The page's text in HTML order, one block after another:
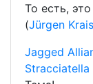
То есть,
(Jürgen
Jagged
Stracciatella